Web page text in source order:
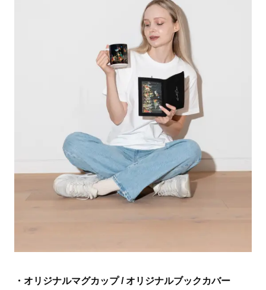
・オリジナルマグカップ / オリジナルブックカバー